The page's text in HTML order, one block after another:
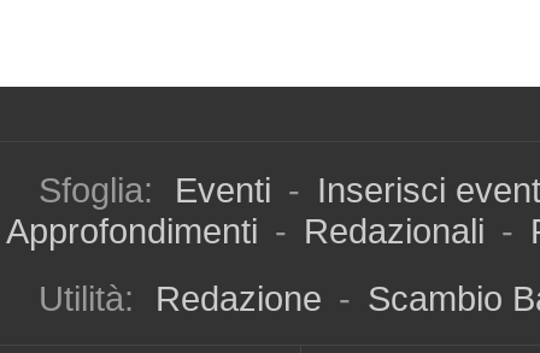
Sfoglia: Eventi - Inserisci
Approfondimenti - Redazionali -
Utilità:
Redazione - Scambio